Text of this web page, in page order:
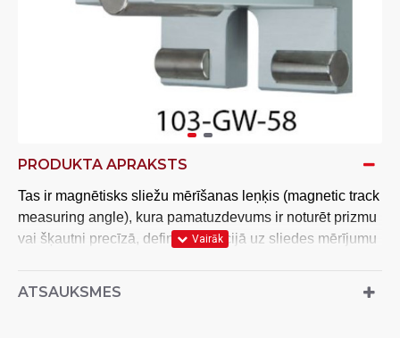
PRODUKTA APRAKSTS
Tas ir magnētisks sliežu mērīšanas leņķis (magnetic track
measuring angle), kura pamatuzdevums ir noturēt prizmu
vai šķautni precīzā, definētā pozīcijā uz sliedes mērījumu
ATSAUKSMES